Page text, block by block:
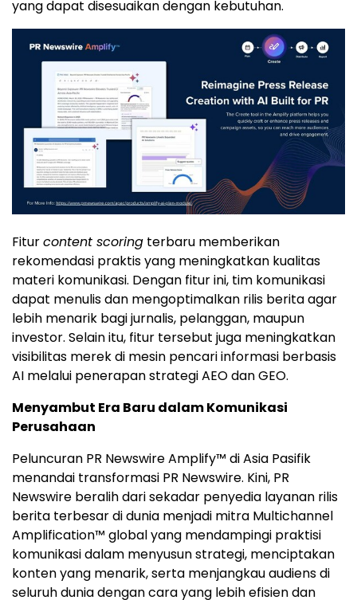
yang dapat disesuaikan dengan kebutuhan.
Fiturcontent scoring terbaru memberikan
rekomendasi praktis yang meningkatkan kualitas
materi komunikasi. Dengan fitur ini, tim komunikasi
dapat menulis dan mengoptimalkan rilis berita agar
lebih menarik bagi jurnalis, pelanggan, maupun
investor. Selain itu, fitur tersebut juga meningkatkan
visibilitas merek di mesin pencari informasi berbasis
AI melalui penerapan strategi AEO dan GEO.
Menyambut Era Baru dalam Komunikasi
Perusahaan
Peluncuran PR Newswire Amplify™ di Asia Pasifik
menandai transformasi PR Newswire. Kini, PR
Newswire beralih dari sekadar penyedia layanan rilis
berita terbesar di dunia menjadi mitra Multichannel
Amplification™ global yang mendampingi praktisi
komunikasi dalam menyusun strategi, menciptakan
konten yang menarik, serta menjangkau audiens di
seluruh dunia dengan cara yang lebih efisien dan